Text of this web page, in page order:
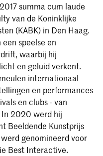
summa cum laude
van de Koninklijke
(KABK) in Den Haag.
speelse en
waarbij hij
en geluid verkent.
internationaal
en performances
en clubs - van
In 2020 werd hij
Beeldende Kunstprijs
genomineerd voor
Best Interactive.